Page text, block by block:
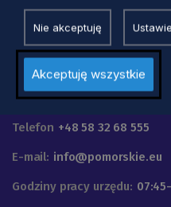
Urząd Marszałkowski
Województwa
Telefon +48 58 32 68 555
E-mail: info@pomorskie.eu
Godziny pracy urzędu:
Nie akceptuję
Akceptuję wszystkie